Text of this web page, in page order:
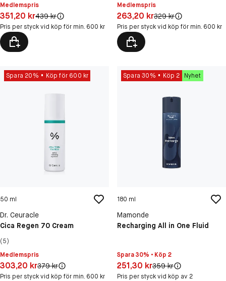
Medlemspris
Pris: 351,20 kr
351,20 krOriginal pris:
439 kr
Pris per styck vid köp för min. 600 kr
Medlemspris
Pris: 263,20 kr
263,20 krOriginal pris:
329 kr
Pris per styck vid köp för min. 600 kr
Spara 20% Köp för 600 kr
50 ml
Dr. Ceuracle
Cica Regen 70 Cream
(5)
Medlemspris
Pris: 303,20 kr
303,20 krOriginal pris:
379 kr
Pris per styck vid köp för min. 600 kr
Spara 30% Köp 2 Nyhet
180 ml
Mamonde
Recharging All in One Fluid
Spara 30% • Köp 2
Pris: 251,30 kr
251,30 krOriginal pris:
359 kr
Pris per styck vid köp av 2